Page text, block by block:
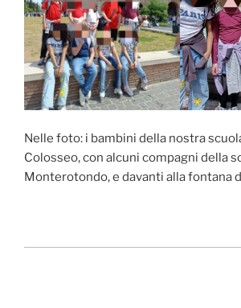
Nelle foto: i bambini della nostra
Colosseo, con alcuni compagni della
Monterotondo, e davanti alla fontana